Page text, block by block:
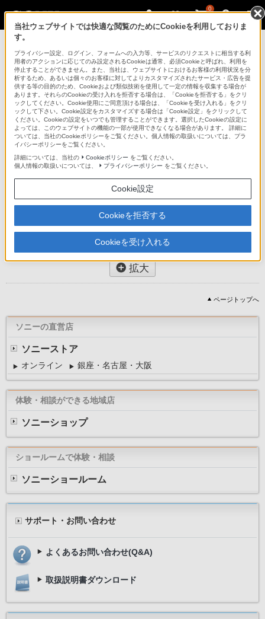
0
EAC-SS15SS/EAC-SS30SS
アンテナケーブル EAC-SS15SS/EAC-SS30SS
商品の写真
拡大
ページトップへ
ソニーの直営店
ソニーストア
オンライン 銀座・名古屋・大阪
体験・相談ができる地域店
ソニーショップ
ショールームで体験・相談
ソニーショールーム
サポート・お問い合わせ
よくあるお問い合わせ(Q&A)
取扱説明書ダウンロード
当社ウェブサイトでは快適な閲覧のためにCookieを利用しておりま
す。
プライバシー設定、ログイン、フォームへの入力等、サービスのリクエストに相当する利
用者のアクションに応じてのみ設定されるCookieは通常、必須Cookieと呼ばれ、利用を
停止することができません。また、当社は、ウェブサイトにおけるお客様の利用状況を分
析するため、あるいは個々のお客様に対してよりカスタマイズされたサービス・広告を提
供する等の目的のため、Cookieおよび類似技術を使用して一定の情報を収集する場合が
あります。それらのCookieの受け入れを拒否する場合は、「Cookieを拒否する」をクリ
ックしてください。Cookie使用にご同意頂ける場合は、「Cookieを受け入れる」をクリ
ックして下さい。Cookie設定をカスタマイズする場合は「Cookie設定」をクリックして
ください。Cookieの設定をいつでも管理することができます。選択したCookieの設定に
よっては、このウェブサイトの機能の一部が使用できなくなる場合があります。 詳細に
ついては、当社のCookieポリシーをご覧ください。個人情報の取扱いについては、プラ
イバシーポリシーをご覧ください。
詳細については、当社の
Cookieポリシー をご覧ください。
個人情報の取扱いについては、
プライバシーポリシー をご覧ください。
Cookie設定
Cookieを拒否する
Cookieを受け入れる